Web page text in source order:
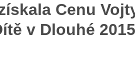
Cenu
v Dlouhé